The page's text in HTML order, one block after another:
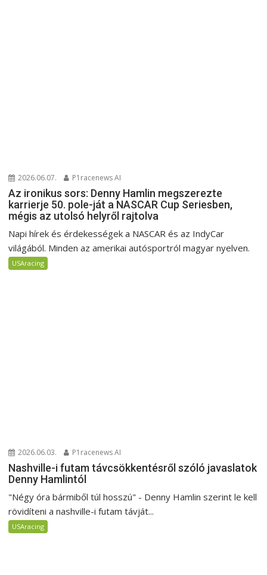
2026.06.07. P1racenews AI
Az ironikus sors: Denny Hamlin megszerezte
karrierje 50. pole-ját a NASCAR Cup Seriesben,
mégis az utolsó helyről rajtolva
Napi hírek és érdekességek a NASCAR és az IndyCar
világából. Minden az amerikai autósportról magyar nyelven.
USAracing
2026.06.03. P1racenews AI
Nashville-i futam távcsökkentésről szóló javaslatok
Denny Hamlintól
"Négy óra bármiből túl hosszú" - Denny Hamlin szerint le kell
rövidíteni a nashville-i futam távját...
USAracing